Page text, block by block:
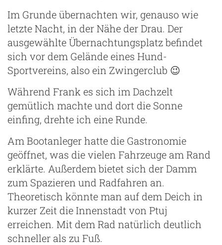
Im Grunde übernachten wir, genauso wie
letzte Nacht, in der Nähe der Drau. Der
ausgewählte Übernachtungsplatz befindet
sich vor dem Gelände eines Hund-
Sportvereins, also ein Zwingerclub 😉
Während Frank es sich im Dachzelt
gemütlich machte und dort die Sonne
einfing, drehte ich eine Runde.
Am Bootanleger hatte die Gastronomie
geöffnet, was die vielen Fahrzeuge am Rand
erklärte. Außerdem bietet sich der Damm
zum Spazieren und Radfahren an.
Theoretisch könnte man auf dem Deich in
kurzer Zeit die Innenstadt von Ptuj
erreichen. Mit dem Rad natürlich deutlich
schneller als zu Fuß.